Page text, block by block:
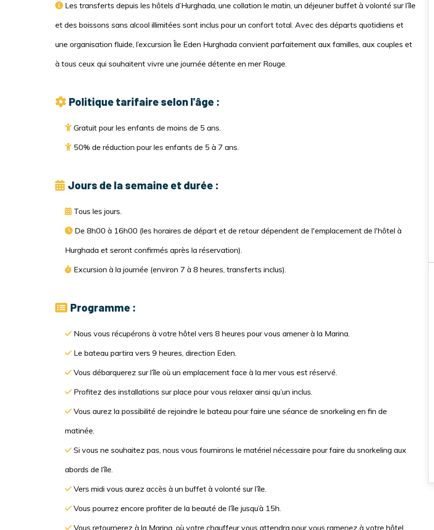
Les transferts depuis les hôtels d’Hurghada, une collation le matin, un déjeuner buffet à volonté sur l’île
et des boissons sans alcool illimitées sont inclus pour un confort total. Avec des départs quotidiens et
une organisation fluide, l’excursion Île Eden Hurghada convient parfaitement aux familles, aux couples et
à tous ceux qui souhaitent vivre une journée détente en mer Rouge.
Politique tarifaire selon l'âge :
Gratuit pour les enfants de moins de 5 ans.
50% de réduction pour les enfants de 5 à 7 ans.
Jours de la semaine et durée :
Tous les jours.
De 8h00 à 16h00 (les horaires de départ et de retour dépendent de l'emplacement de l'hôtel à
Hurghada et seront confirmés après la réservation).
Excursion à la journée (environ 7 à 8 heures, transferts inclus).
Programme :
Nous vous récupérons à votre hôtel vers 8 heures pour vous amener à la Marina.
Le bateau partira vers 9 heures, direction Eden.
Vous débarquerez sur l’île où un emplacement face à la mer vous est réservé.
Profitez des installations sur place pour vous relaxer ainsi qu’un inclus.
Vous aurez la possibilité de rejoindre le bateau pour faire une séance de snorkeling en fin de
matinée.
Si vous ne souhaitez pas, nous vous fournirons le matériel nécessaire pour faire du snorkeling aux
abords de l’île.
Vers midi vous aurez accès à un buffet à volonté sur l’île.
Vous pourrez encore profiter de la beauté de l’île jusqu’à 15h.
Vous retournerez à la Marina, où votre chauffeur vous attendra pour vous ramenez à votre hôtel.
Balade à cheval \ chameau
Hurghada
Balade à cheval de 2
Balade à cheval dans la mer